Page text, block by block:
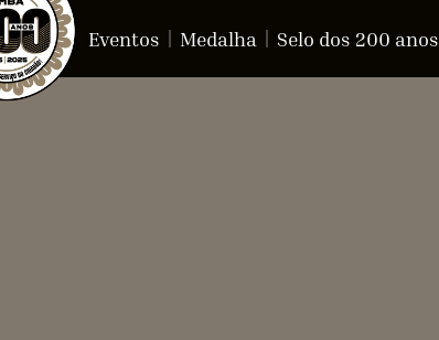
Eventos Medalha Selo dos 200 anos